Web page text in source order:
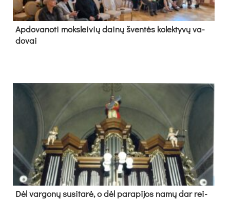
Ap­do­va­no­ti moks­lei­vių dai­nų šven­tės ko­lek­ty­vų va­
do­vai
Dėl var­go­nų su­si­ta­rė, o dėl pa­ra­pi­jos na­mų dar rei­